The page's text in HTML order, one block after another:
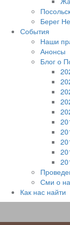
Берег
События
Наши
Анонсы
Блог о
Сми о
Как нас найти